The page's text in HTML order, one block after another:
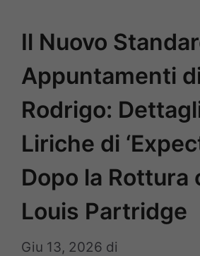
Il Nuovo
Appuntamenti
Rodrigo:
Liriche di
Dopo la Rottura
Louis Partridge
Giu 13, 2026 di